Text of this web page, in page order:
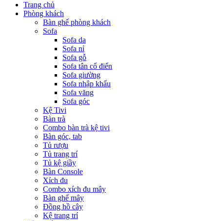
Trang chủ
Phòng khách
Bàn ghế phòng khách
Sofa
Sofa da
Sofa nỉ
Sofa gỗ
Sofa tân cổ điển
Sofa giường
Sofa nhập khẩu
Sofa văng
Sofa góc
Kệ Tivi
Bàn trà
Combo bàn trà kệ tivi
Bàn góc, tab
Tủ rượu
Tủ trang trí
Tủ kệ giầy
Bàn Console
Xích đu
Combo xích đu mây
Bàn ghế mây
Đồng hồ cây
Kệ trang trí